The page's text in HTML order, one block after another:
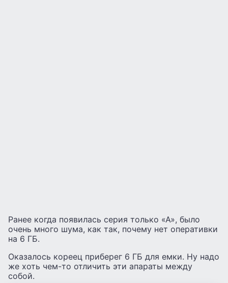
Ранее когда появилась серия только «А», было
очень много шума, как так, почему нет оперативки
на 6 ГБ.
Оказалось кореец приберег 6 ГБ для емки. Ну надо
же хоть чем-то отличить эти апараты между
собой.